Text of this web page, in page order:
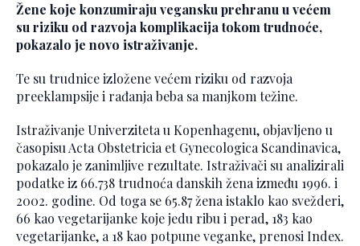
Žene koje konzumiraju vegansku prehranu u većem
su riziku od razvoja komplikacija tokom trudnoće,
pokazalo je novo istraživanje.
Te su trudnice izložene većem riziku od razvoja
preeklampsije i rađanja beba sa manjkom težine.
Istraživanje Univerziteta u Kopenhagenu, objavljeno u
časopisu Acta Obstetricia et Gynecologica Scandinavica,
pokazalo je zanimljive rezultate. Istraživači su analizirali
podatke iz 66.738 trudnoća danskih žena između 1996. i
2002. godine. Od toga se 65.87 žena istaklo kao svežderi,
66 kao vegetarijanke koje jedu ribu i perad, 183 kao
vegetarijanke, a 18 kao potpune veganke, prenosi Index.